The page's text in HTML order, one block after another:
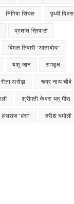
निमिषा सिंघल पृथ्वी दिवस
प्रशांत त्रिपाठी
बिमल तिवारी "आत्मबोध"
यशु जान रामबृक्ष
रीता अरोड़ा रूद्र नाथ चौबे
श्रीमती केवरा यदु मीरा
हंसराज "हंस" हरीश चमोली